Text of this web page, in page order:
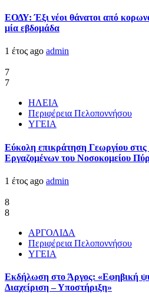
ΕΟΔΥ: Έξι νέοι θάνατοι από
μία εβδομάδα
1 έτος ago admin
7
7
ΗΛΕΙΑ
Περιφέρεια Πελοποννήσου
ΥΓΕΙΑ
Εύκολη επικράτηση Γεωργίου στις
Εργαζομένων του Νοσοκομείου
1 έτος ago admin
8
8
ΑΡΓΟΛΙΔΑ
Περιφέρεια Πελοποννήσου
ΥΓΕΙΑ
Εκδήλωση στο Άργος: «Εφηβική
Διαχείριση – Υποστήριξη»